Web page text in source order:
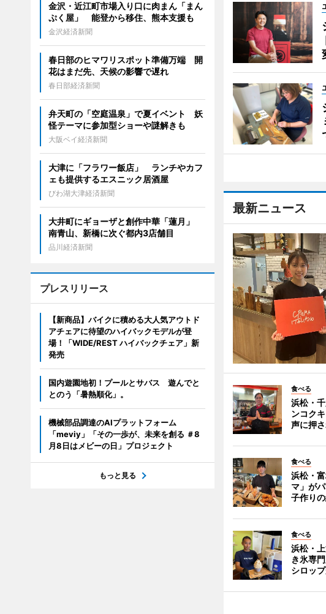
最新ニュース
食べる
浜松・
ンコク
声に押
食べる
浜松・
マ」が
子作り
食べる
浜松・
き氷専
シロッ
金沢・近江町市場入り口に肉まん「まん
ぷく屋」 能登から移住、熊本支援も
金沢経済新聞
春日部のヒマワリスポット準備万端 開
花はまだ先、天候の影響で遅れ
春日部経済新聞
弁天町の「空庭温泉」で夏イベント 妖
怪テーマに参加型ショーや謎解きも
大阪ベイ経済新聞
大津に「フラワー飯店」 ランチやカフ
ェも提供するエスニック居酒屋
びわ湖大津経済新聞
大井町にギョーザと創作中華「蓮月」
南青山、新橋に次ぐ都内3店舗目
品川経済新聞
プレスリリース
【新商品】バイクに積める大人気アウトド
アチェアに待望のハイバックモデルが登
場！「WIDE/REST ハイバックチェア」新
発売
国内遊園地初！プールとサバス 遊んでと
とのう「暑熱順化」。
機械部品調達のAIプラットフォーム
「meviy」「その一歩が、未来を創る ＃8
月8日はメビーの日」プロジェクト
もっと見る